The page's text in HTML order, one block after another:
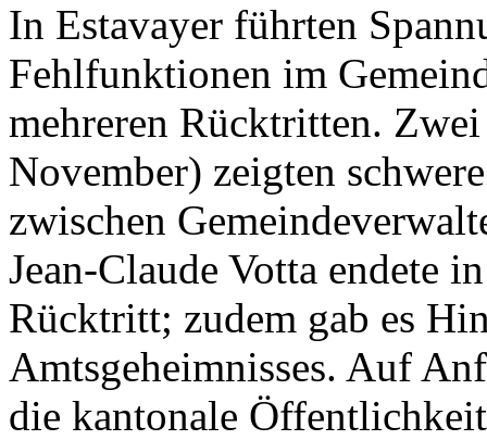
In Estavayer führten
Fehlfunktionen im
mehreren Rücktritten.
November) zeigten
zwischen
Jean-Claude Votta endete
Rücktritt; zudem gab es
Amtsgeheimnisses. Auf
die kantonale